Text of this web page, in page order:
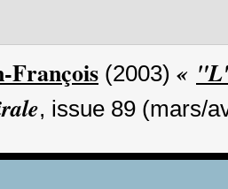
François (2003) «
, issue 89 (mars/